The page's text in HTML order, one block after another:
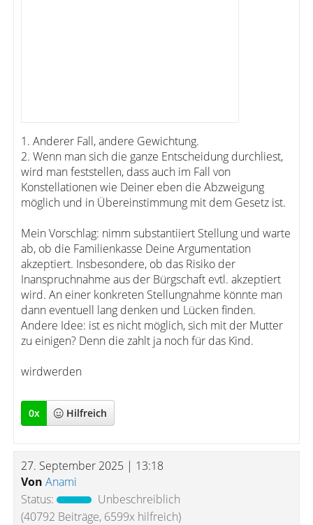
1. Anderer Fall, andere Gewichtung.
2. Wenn man sich die ganze Entscheidung durchliest,
wird man feststellen, dass auch im Fall von
Konstellationen wie Deiner eben die Abzweigung
möglich und in Übereinstimmung mit dem Gesetz ist.
Mein Vorschlag: nimm substantiiert Stellung und warte
ab, ob die Familienkasse Deine Argumentation
akzeptiert. Insbesondere, ob das Risiko der
Inanspruchnahme aus der Bürgschaft evtl. akzeptiert
wird. An einer konkreten Stellungnahme könnte man
dann eventuell lang denken und Lücken finden.
Andere Idee: ist es nicht möglich, sich mit der Mutter
zu einigen? Denn die zahlt ja noch für das Kind.
wirdwerden
0x Hilfreich
27. September 2025 | 13:18
Von Anami
Status:
Unbeschreiblich
(40792 Beiträge, 6599x hilfreich)